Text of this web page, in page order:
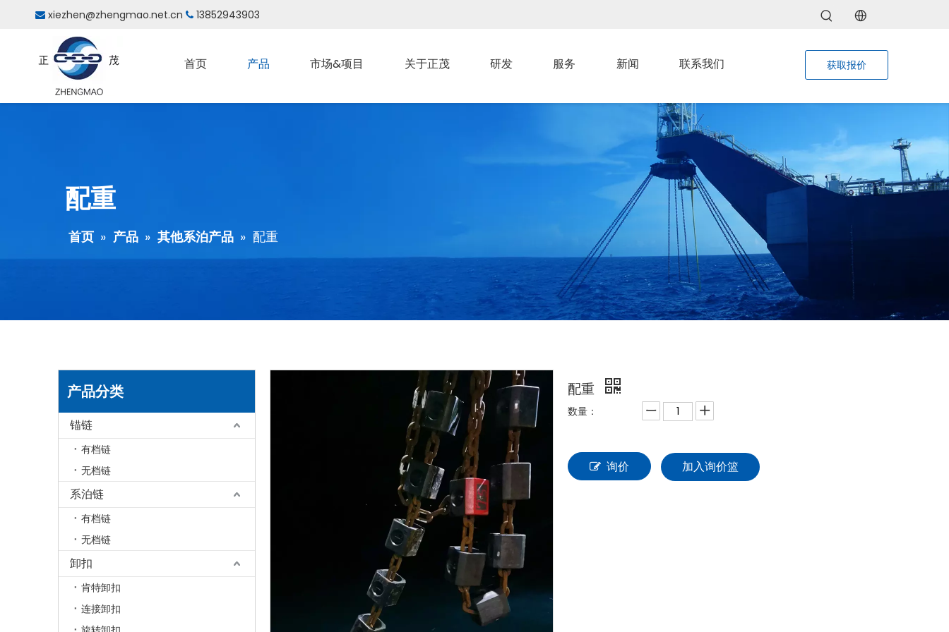
 xiezhen@zhengmao.net.cn  13852943903
首页 产品 市场&项目 关于正茂 研发 服务 新闻 联系我们 获取报价
配重
首页 » 产品 » 其他系泊产品 » 配重
产品分类
锚链
有档链
无档链
系泊链
有档链
无档链
卸扣
肯特卸扣
连接卸扣
配重
数量：
询价 加入询价篮